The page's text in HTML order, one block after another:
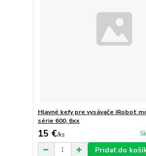
Hlavné kefy pre vysávače iRobot
série 600, 6xx
15 €/ks
Pridať do